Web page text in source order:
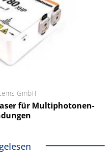
GmbH
für Multiphotonen-